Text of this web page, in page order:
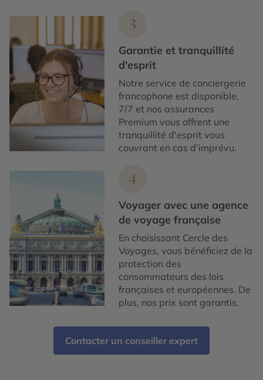
3
Garantie et tranquillité
d'esprit
Notre service de conciergerie
francophone est disponible,
7/7 et nos assurances
Premium vous offrent une
tranquillité d'esprit vous
couvrant en cas d’imprévu.
4
Voyager avec une agence
de voyage française
En choisissant Cercle des
Voyages, vous bénéficiez de la
protection des
consommateurs des lois
françaises et européennes. De
plus, nos prix sont garantis.
Contacter un conseiller expert